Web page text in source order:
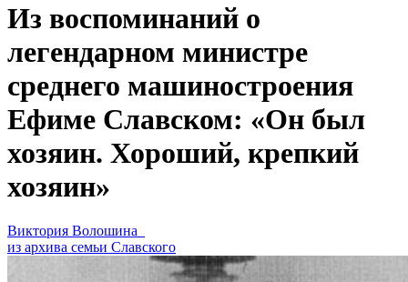
Из воспоминаний о
легендарном министре
среднего машиностроения
Ефиме Славском: «Он был
хозяин. Хороший, крепкий
хозяин»
Виктория Волошина
из архива семьи Славского